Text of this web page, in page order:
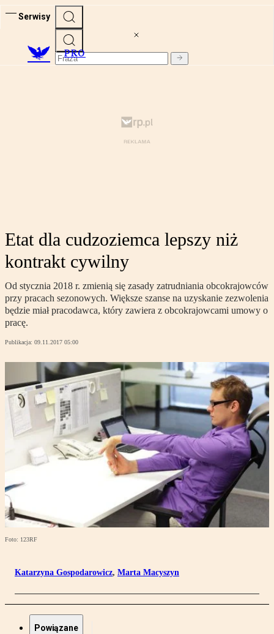
Serwisy
PRO
Etat dla cudzoziemca lepszy niż
kontrakt cywilny
Od stycznia 2018 r. zmienią się zasady zatrudniania obcokrajowców
przy pracach sezonowych. Większe szanse na uzyskanie zezwolenia
będzie miał pracodawca, który zawiera z obcokrajowcami umowy o
pracę.
Publikacja: 09.11.2017 05:00
Foto: 123RF
Katarzyna Gospodarowicz, Marta Macyszyn
Powiązane